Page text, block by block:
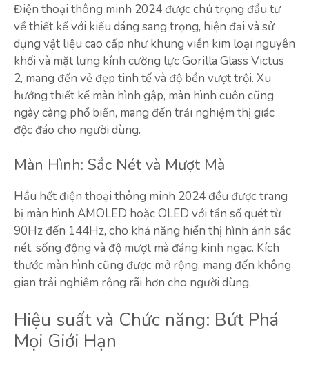
Điện thoại thông minh 2024 được chú trọng đầu tư
về thiết kế với kiểu dáng sang trọng, hiện đại và sử
dụng vật liệu cao cấp như khung viền kim loại nguyên
khối và mặt lưng kính cường lực Gorilla Glass Victus
2, mang đến vẻ đẹp tinh tế và độ bền vượt trội. Xu
hướng thiết kế màn hình gập, màn hình cuộn cũng
ngày càng phổ biến, mang đến trải nghiệm thị giác
độc đáo cho người dùng.
Màn Hình: Sắc Nét và Mượt Mà
Hầu hết điện thoại thông minh 2024 đều được trang
bị màn hình AMOLED hoặc OLED với tần số quét từ
90Hz đến 144Hz, cho khả năng hiển thị hình ảnh sắc
nét, sống động và độ mượt mà đáng kinh ngạc. Kích
thước màn hình cũng được mở rộng, mang đến không
gian trải nghiệm rộng rãi hơn cho người dùng.
Hiệu suất và Chức năng: Bứt Phá
Mọi Giới Hạn